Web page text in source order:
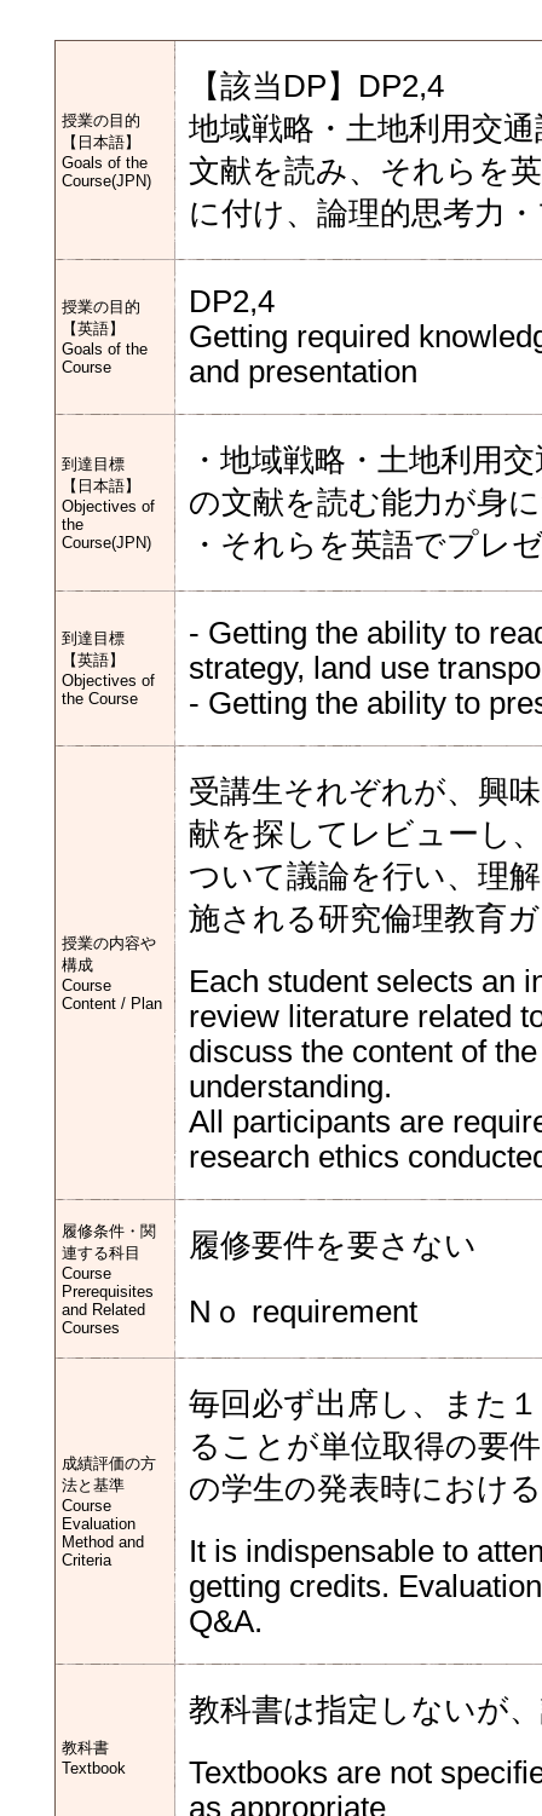
授業の目的
【日本語】
Goals of the
Course(JPN)
【該当DP】DP2,4
地域戦略・土地利用交
文献を読み、それらを
に付け、論理的思考力
授業の目的
【英語】
Goals of the
Course
DP2,4
Getting required
and presentation
到達目標
【日本語】
Objectives of
the
Course(JPN)
・地域戦略・土地利用
の文献を読む能力が身
・それらを英語でプレ
到達目標
【英語】
Objectives of
the Course
- Getting the ability to
strategy, land use
- Getting the ability to
授業の内容や
構成
Course
Content / Plan
受講生それぞれが、興
献を探してレビューし
ついて議論を行い、理
施される研究倫理教育
Each student selects an
review literature related
discuss the content of
understanding.
All participants are
research ethics
履修条件・関
連する科目
Course
Prerequisites
and Related
Courses
履修要件を要さない
Nｏ requirement
成績評価の方
法と基準
Course
Evaluation
Method and
Criteria
毎回必ず出席し、また
ることが単位取得の要
の学生の発表時におけ
It is indispensable to
getting credits.
Q&A.
教科書
Textbook
教科書は指定しないが
Textbooks are not
as appropriate